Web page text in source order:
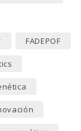
FADEPOF